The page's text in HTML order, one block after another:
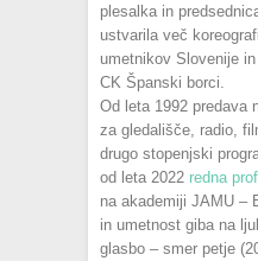
plesalka in
ustvarila več
umetnikov Slovenije
CK Španski borci.
Od leta 1992 predava
za gledališče, radio,
drugo stopenjski
od leta 2022 redna
na akademiji JAMU –
in umetnost giba na
glasbo – smer petje